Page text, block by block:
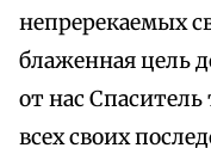
непререкаемых
блаженная цель
от нас
всех своих